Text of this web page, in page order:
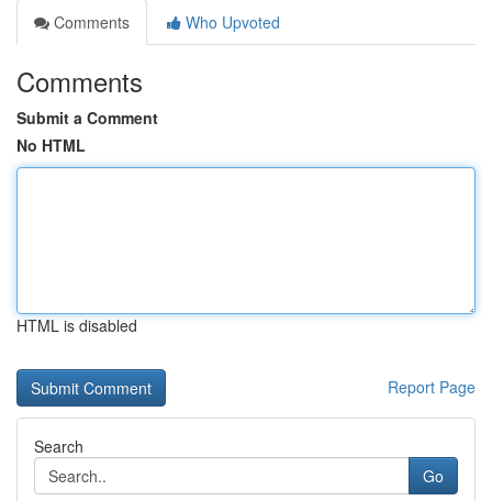
Comments
Who Upvoted
Comments
Submit a Comment
No HTML
HTML is disabled
Report Page
Search
Go